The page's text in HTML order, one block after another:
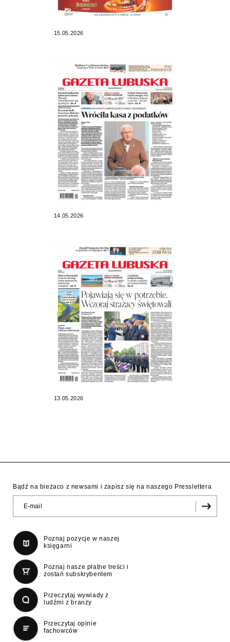
15.05.2026
14.05.2026
13.05.2026
Bądź na bieżaco z newsami i zapisz się na naszego Presslettera
Poznaj pozycje w naszej
księgarni
Poznaj nasze płatne treści i
zostań subskrybentem
Przeczytaj wywiady z
ludźmi z branży
Przeczytaj opinie
fachowców